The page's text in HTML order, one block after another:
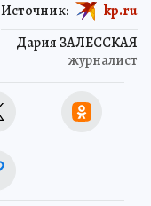
Дария ЗАЛЕССКАЯ
журналист
Источник: kp.ru